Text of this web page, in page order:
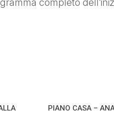
completo
PIANO CASA –